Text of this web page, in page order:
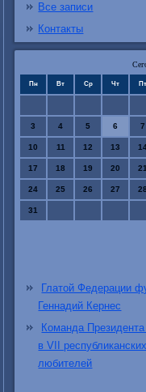
Все записи
Контакты
Пн Вт Ср Чт Пт
3 4 5 6 7
10 11 12 13
17 18 19 20
24 25 26 27 28
31
Глатой Федерации
Геннадий Кернес
Команда
в VII
любителей